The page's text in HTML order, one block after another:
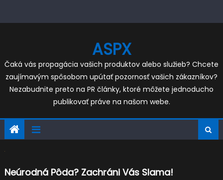
ASPX
Čaká vás propagácia vašich produktov alebo služieb? Chcete
zaujímavým spôsobom upútať pozornosť vašich zákazníkov?
Nezabudnite preto na PR články, ktoré môžete jednoducho
publikovať práve na našom webe.
Neúrodná Pôda? Zachráni Vás Slama!